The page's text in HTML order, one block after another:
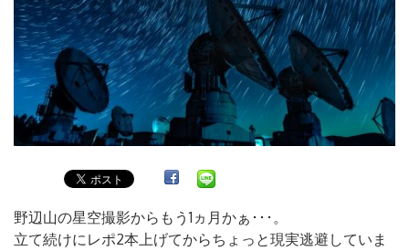
野辺山の星空撮影からもう1ヵ月かぁ･･･。
立て続けにレポ2本上げてからちょっと現実逃避していま